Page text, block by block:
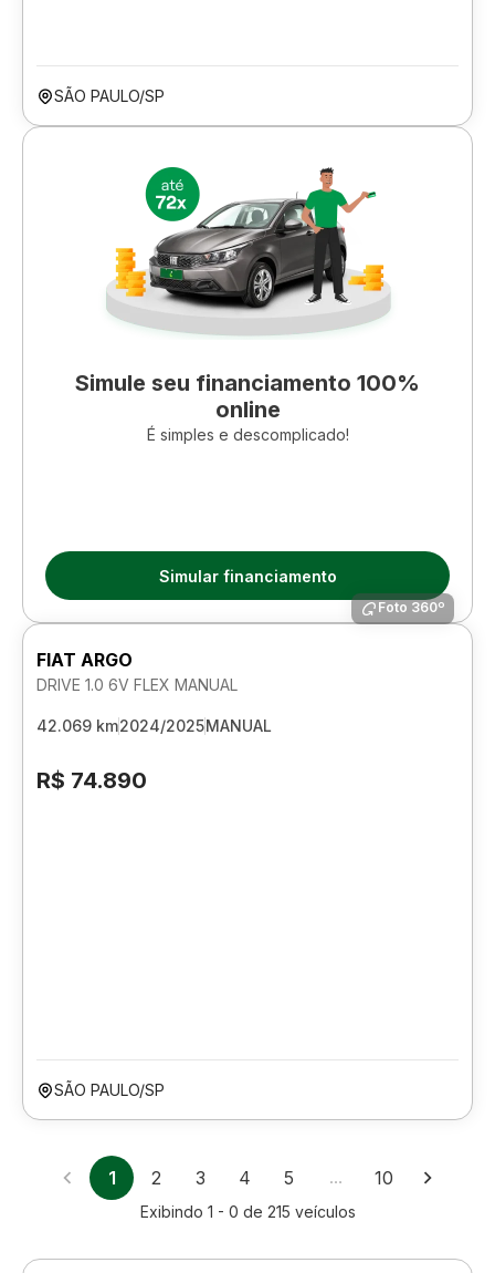
SÃO PAULO/SP
Simule seu financiamento 100%
online
É simples e descomplicado!
Simular financiamento
Foto 360º
FIAT ARGO
DRIVE 1.0 6V FLEX MANUAL
42.069 km2024/2025MANUAL
R$ 74.890
SÃO PAULO/SP
1 2 3 4 5 … 10
Exibindo 1 - 0 de 215 veículos